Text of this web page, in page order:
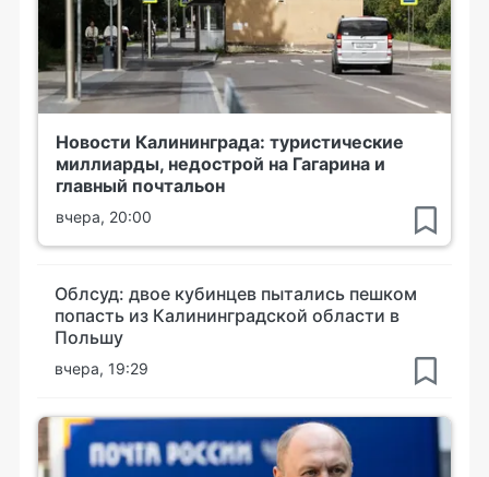
Новости Калининграда: туристические
миллиарды, недострой на Гагарина и
главный почтальон
вчера, 20:00
Облсуд: двое кубинцев пытались пешком
попасть из Калининградской области в
Польшу
вчера, 19:29